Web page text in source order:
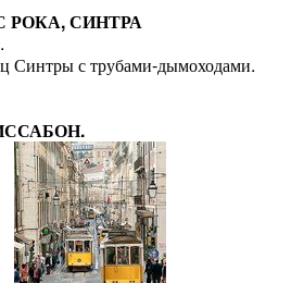
РОКА, СИНТРА
Синтры с трубами-дымоходами.